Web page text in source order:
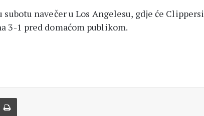
navečer u Los Angelesu, gdje će Clippersi
3-1 pred domaćom publikom.
Emaila Printaj